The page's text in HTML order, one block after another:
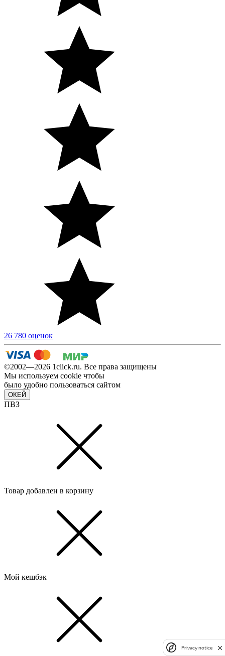
26 780 оценок
©2002—2026 1сlick.ru. Все права защищены
Мы используем cookie чтобы
было удобно пользоваться сайтом
ОКЕЙ
ПВЗ
Товар добавлен в корзину
Мой кешбэк
Privacy notice